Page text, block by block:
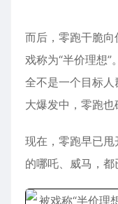
而后，零跑干脆
戏称为“半价理想
全不是一个目标
大爆发中，零跑也
现在，零跑早已
的哪吒、威马，都